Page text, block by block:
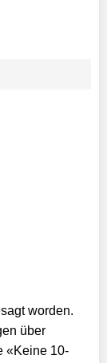
worden.
über
«Keine 10-